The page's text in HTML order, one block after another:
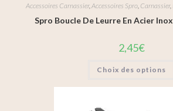
Accessoires Carnassier, Accessoires Spro Carnassier,
Spro Boucle De Leurre En Acier
2,45€
Choix des options